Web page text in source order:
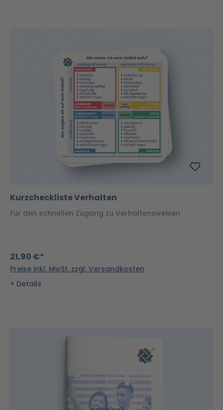
Kurzcheckliste Verhalten
Für den schnellen Zugang zu Verhaltensweisen
21,90 €*
Preise inkl. MwSt. zzgl. Versandkosten
Details